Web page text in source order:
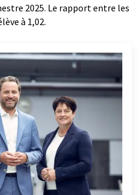
2025. Le rapport entre les
à 1,02.